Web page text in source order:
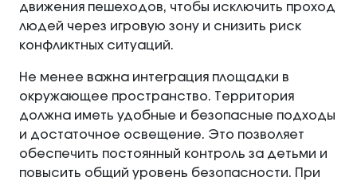
движения пешеходов, чтобы исключить проход
людей через игровую зону и снизить риск
конфликтных ситуаций.
Не менее важна интеграция площадки в
окружающее пространство. Территория
должна иметь удобные и безопасные подходы
и достаточное освещение. Это позволяет
обеспечить постоянный контроль за детьми и
повысить общий уровень безопасности. При